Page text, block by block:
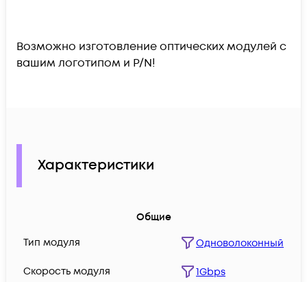
Возможно изготовление оптических модулей с
вашим логотипом и P/N!
Характеристики
Общие
Тип модуля
Одноволоконный
Скорость модуля 1Gbps